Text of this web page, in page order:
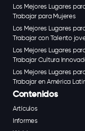
Los Mejores Lugares
Trabajar para Mujeres
Los Mejores Lugares
Trabajar con Talento
Los Mejores Lugares
Trabajar Cultura
Los Mejores Lugares
Trabajar en América
Contenidos
Artículos
Informes